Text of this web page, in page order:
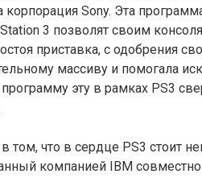
корпорация Sony. Эта
3 позволят своим
приставка, с одобрения
массиву и помогала
программу эту в рамках PS3
том, что в сердце PS3 стоит
компанией IBM